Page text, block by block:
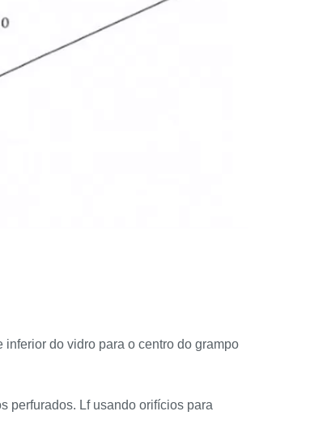
do vidro para o centro do grampo
perfurados. Lf usando orifícios para